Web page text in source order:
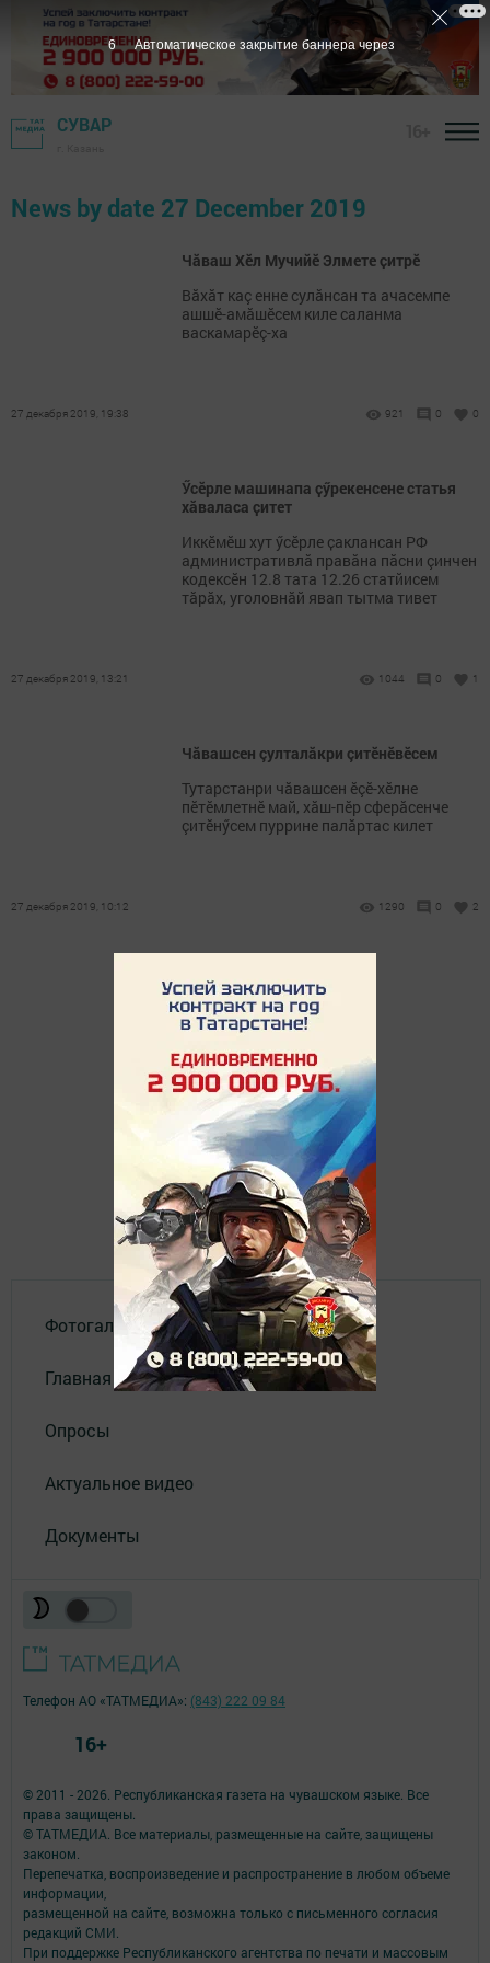
СУВАР
News by date 27 December 2019
Чӑваш Хӗл Мучийӗ Элмете ҫитрӗ
Вăхăт каç енне сулăнсан та ачасемпе
ашшӗ-амăшӗсем киле саланма
васкамарӗç-ха
27 декабря 2019, 19:38 921 0 0
Ӳсӗрле машинапа ҫӳрекенсене статья
хӑваласа ҫитет
Иккӗмӗш хут ӳсӗрле ҫаклансан РФ
административлă правăна пăсни çинчен
кодексӗн 12.8 тата 12.26 статйисем
тăрăх, уголовнăй явап тытма тивет
27 декабря 2019, 13:21 1044 0 1
Чăвашсен çулталăкри çитӗнӗвӗсем
Тутарстанри чăвашсен ӗçӗ-хӗлне
пӗтӗмлетнӗ май, хăш-пӗр сферăсенче
çитӗнӳсем пуррине палăртас килет
27 декабря 2019, 10:12 1290 0 2
Фотогалереи
Главная
Опросы
Актуальное видео
Документы
© 2011 - 2026. Республиканская газета на чувашском языке. Все
права защищены.
© ТАТМЕДИА. Все материалы, размещенные на сайте, защищены
законом.
Перепечатка, воспроизведение и распространение в любом объеме
информации,
размещенной на сайте, возможна только с письменного согласия
редакций СМИ.
При поддержке Республиканского агентства по печати и массовым
Телефон АО «ТАТМЕДИА»: (843) 222 09 84
16+
6 Автоматическое закрытие баннера через